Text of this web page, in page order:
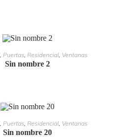
LEER MÁS
Puertas Residencial Ventanas
Sin nombre 2
LEER MÁS
Puertas Residencial Ventanas
Sin nombre 20